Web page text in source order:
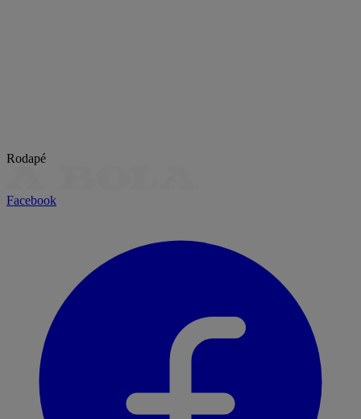
Rodapé
Facebook